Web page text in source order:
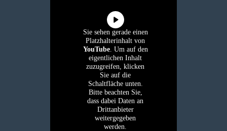
Sie sehen gerade einen
Platzhalterinhalt von
YouTube. Um auf den
eigentlichen Inhalt
zuzugreifen, klicken
Sie auf die
Schaltfläche unten.
Bitte beachten Sie,
dass dabei Daten an
Drittanbieter
weitergegeben
werden.